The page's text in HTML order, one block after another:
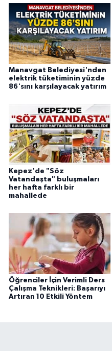
Manavgat Belediyesi'nden
elektrik tüketiminin yüzde
86'sını karşılayacak yatırım
Kepez'de "Söz
Vatandaşta" buluşmaları
her hafta farklı bir
mahallede
Öğrenciler İçin Verimli Ders
Çalışma Teknikleri: Başarıyı
Artıran 10 Etkili Yöntem